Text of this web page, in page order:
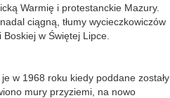
Warmię i protestanckie Mazury.
ciągną, tłumy wycieczkowiczów
w Świętej Lipce.
w 1968 roku kiedy poddane zostały
mury przyziemi, na nowo